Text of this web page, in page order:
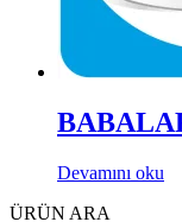
Devamını oku
ÜRÜN ARA